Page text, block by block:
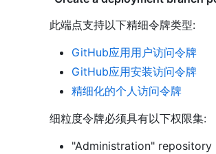
此端点支持以下精细令牌类型:
GitHub应用用户访问令牌
GitHub应用安装访问令牌
精细化的个人访问令牌
细粒度令牌必须具有以下权限集:
"Administration" repository